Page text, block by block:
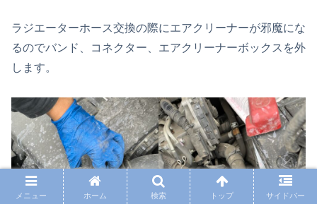
ラジエーターホース交換の際にエアクリーナーが邪魔にな
るのでバンド、コネクター、エアクリーナーボックスを外
します。
メニュー ホーム 検索 トップ サイドバー